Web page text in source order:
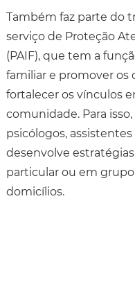
Também faz parte do
serviço de Proteção
(PAIF), que tem a
familiar e promover os
fortalecer os vínculos
comunidade. Para
psicólogos,
desenvolve
particular ou em
domicílios.